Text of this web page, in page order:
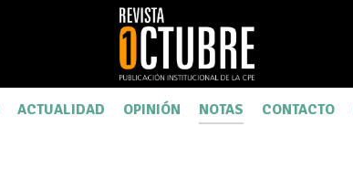
ACTUALIDAD OPINIÓN NOTAS CONTACTO